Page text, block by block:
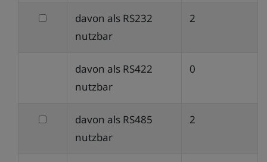
Schnittstellen
filtern
davon als RS232
nutzbar
2
davon als RS422
nutzbar
0
filtern
davon als RS485
nutzbar
2